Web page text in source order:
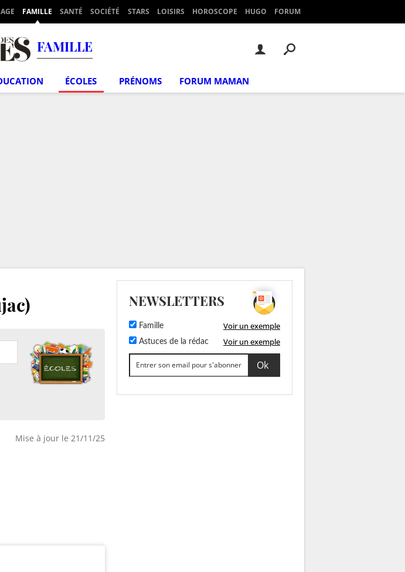
FAMILLE SANTÉ SOCIÉTÉ STARS LOISIRS HOROSCOPE HUGO FORUM
FAMILLE
ÉCOLES PRÉNOMS FORUM MAMAN
Mise à jour le 21/11/25
NEWSLETTERS
Famille Voir un exemple
Astuces de la rédac Voir un exemple